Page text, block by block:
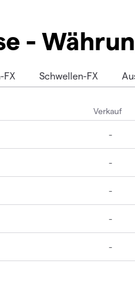
-
FX Schwellen-FX